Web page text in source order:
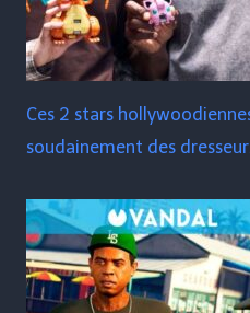
Ces 2 stars
soudainement des